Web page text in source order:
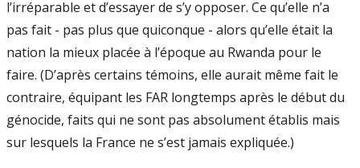
l’irréparable et d’essayer de s’y opposer. Ce qu’elle n’a
pas fait - pas plus que quiconque - alors qu’elle était la
nation la mieux placée à l’époque au Rwanda pour le
faire. (D’après certains témoins, elle aurait même fait le
contraire, équipant les FAR longtemps après le début du
génocide, faits qui ne sont pas absolument établis mais
sur lesquels la France ne s’est jamais expliquée.)